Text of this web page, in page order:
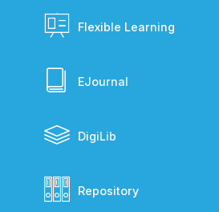
Flexible Learning
EJournal
DigiLib
Repository